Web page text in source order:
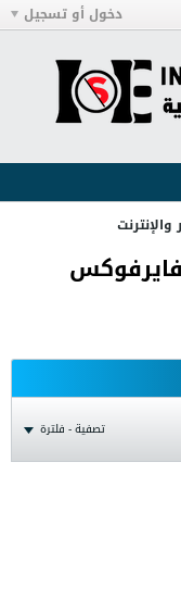
دخول أو تسجيل
والإنترنت
تصفية - فلترة